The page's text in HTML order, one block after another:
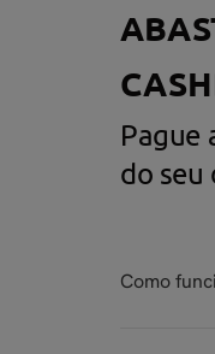
Pague
do seu
Como